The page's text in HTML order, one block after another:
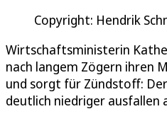
Copyright: Hendrik
Wirtschaftsministerin
nach langem Zögern ihren
und sorgt für Zündstoff:
deutlich niedriger ausfallen